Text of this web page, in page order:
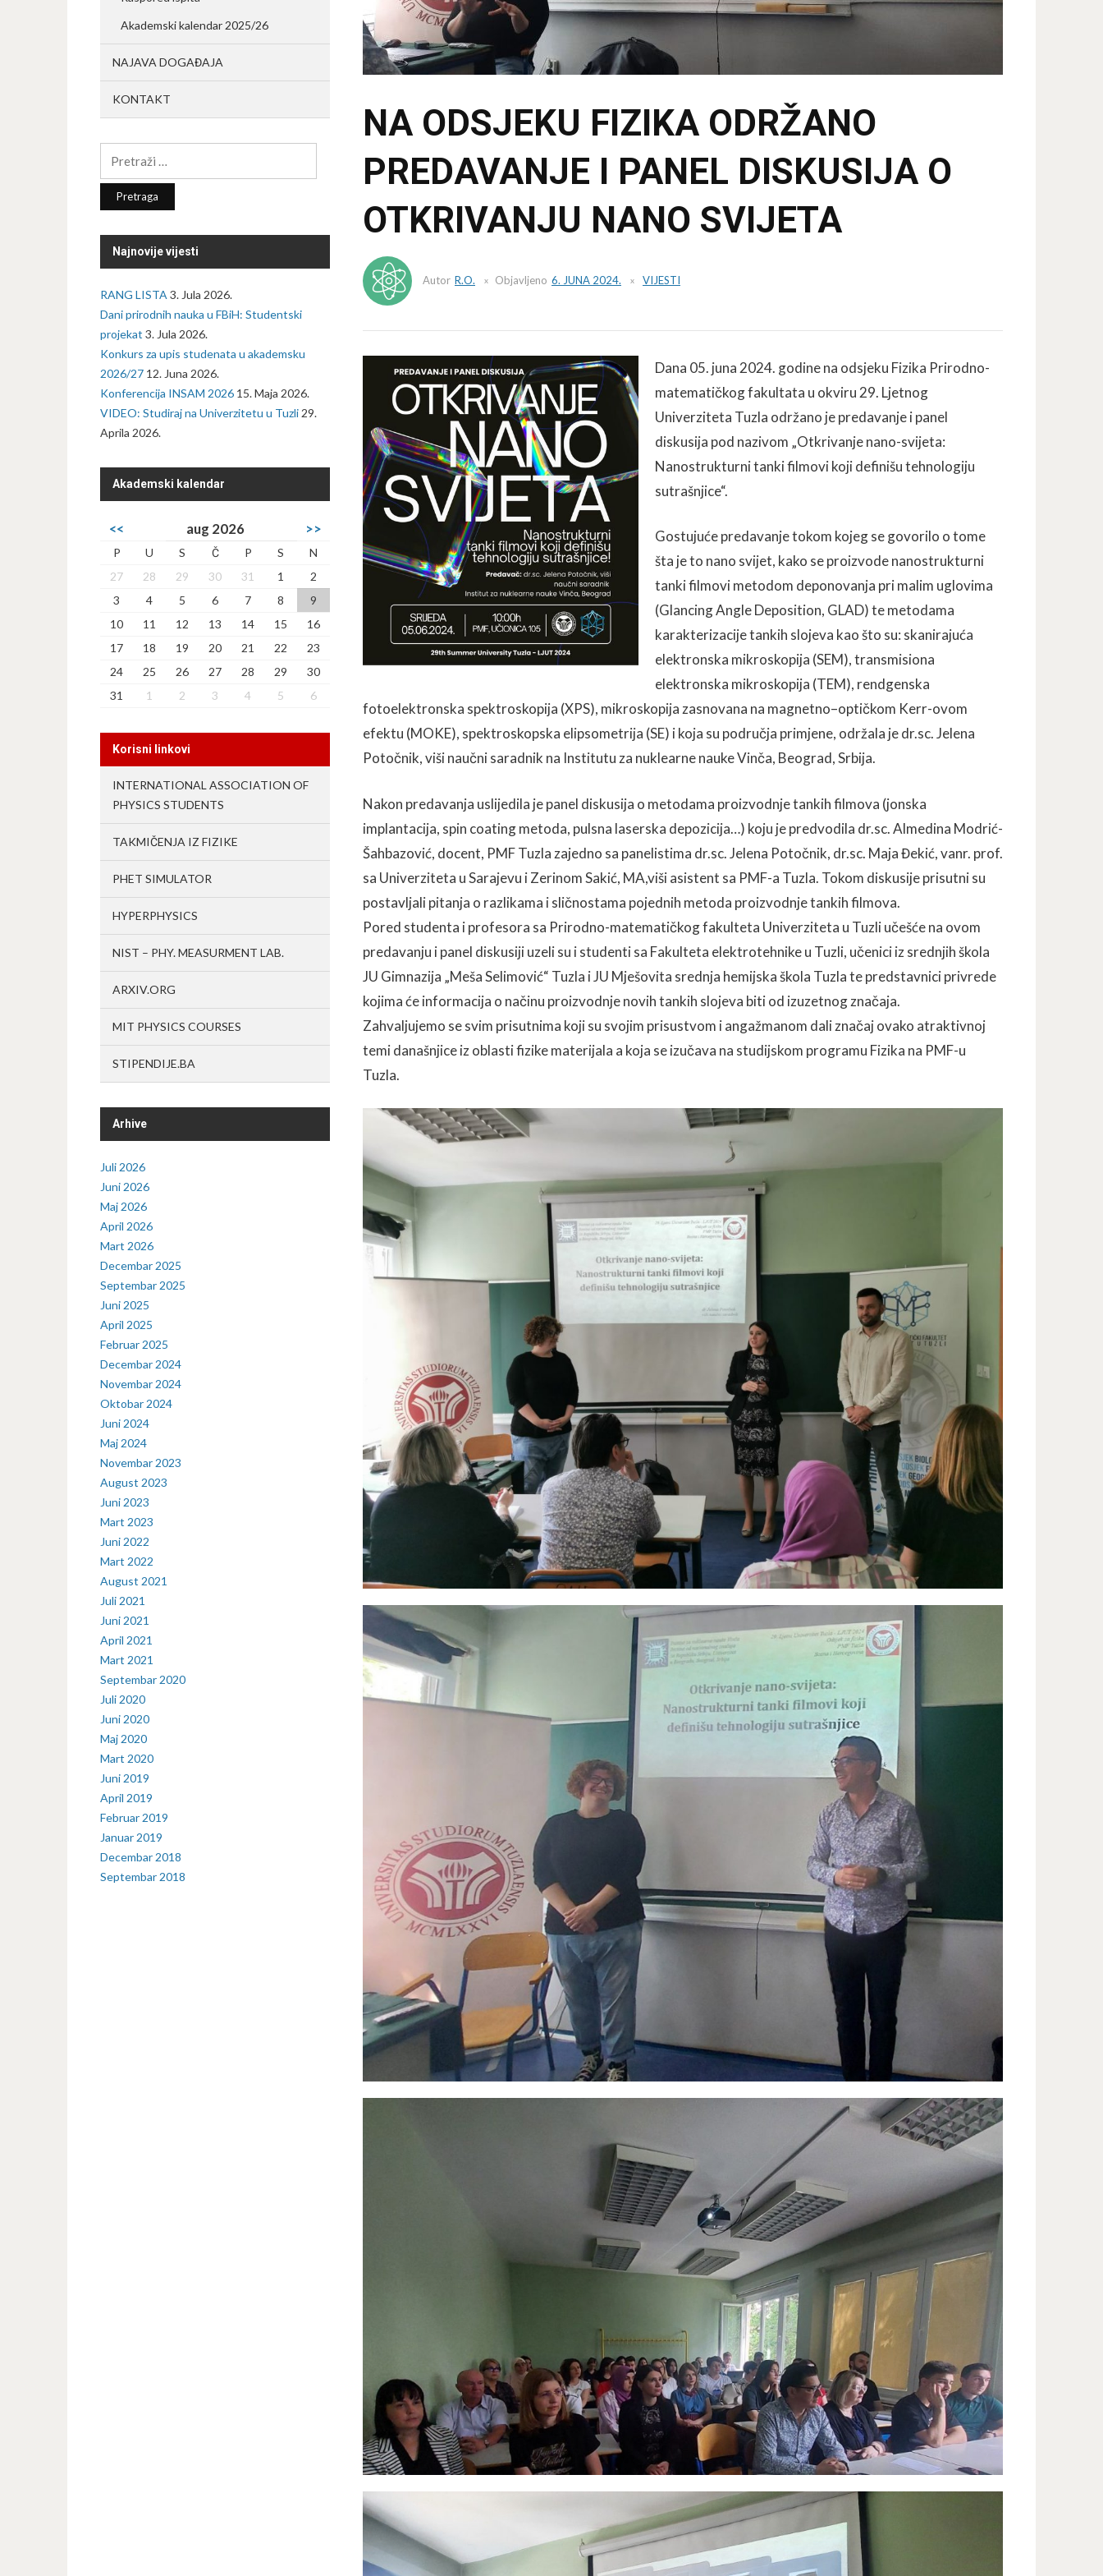
NA ODSJEKU FIZIKA ODRŽANO
PREDAVANJE I PANEL DISKUSIJA O
OTKRIVANJU NANO SVIJETA
Autor R.O. Objavljeno 6. JUNA 2024. VIJESTI
Dana 05. juna 2024. godine na odsjeku Fizika Prirodno-
matematičkog fakultata u okviru 29. Ljetnog
Univerziteta Tuzla održano je predavanje i panel
diskusija pod nazivom „Otkrivanje nano-svijeta:
Nanostrukturni tanki filmovi koji definišu tehnologiju
sutrašnjice“.
Gostujuće predavanje tokom kojeg se govorilo o tome
šta je to nano svijet, kako se proizvode nanostrukturni
tanki filmovi metodom deponovanja pri malim uglovima
(Glancing Angle Deposition, GLAD) te metodama
karakterizacije tankih slojeva kao što su: skanirajuća
elektronska mikroskopija (SEM), transmisiona
elektronska mikroskopija (TEM), rendgenska
fotoelektronska spektroskopija (XPS), mikroskopija zasnovana na magnetno–optičkom Kerr-ovom
efektu (MOKE), spektroskopska elipsometrija (SE) i koja su područja primjene, održala je dr.sc. Jelena
Potočnik, viši naučni saradnik na Institutu za nuklearne nauke Vinča, Beograd, Srbija.
Nakon predavanja uslijedila je panel diskusija o metodama proizvodnje tankih filmova (jonska
implantacija, spin coating metoda, pulsna laserska depozicija…) koju je predvodila dr.sc. Almedina Modrić-
Šahbazović, docent, PMF Tuzla zajedno sa panelistima dr.sc. Jelena Potočnik, dr.sc. Maja Đekić, vanr. prof.
sa Univerziteta u Sarajevu i Zerinom Sakić, MA,viši asistent sa PMF-a Tuzla. Tokom diskusije prisutni su
postavljali pitanja o razlikama i sličnostama pojednih metoda proizvodnje tankih filmova.
Pored studenta i profesora sa Prirodno-matematičkog fakulteta Univerziteta u Tuzli učešće na ovom
predavanju i panel diskusiji uzeli su i studenti sa Fakulteta elektrotehnike u Tuzli, učenici iz srednjih škola
JU Gimnazija „Meša Selimović“ Tuzla i JU Mješovita srednja hemijska škola Tuzla te predstavnici privrede
kojima će informacija o načinu proizvodnje novih tankih slojeva biti od izuzetnog značaja.
Zahvaljujemo se svim prisutnima koji su svojim prisustvom i angažmanom dali značaj ovako atraktivnoj
temi današnjice iz oblasti fizike materijala a koja se izučava na studijskom programu Fizika na PMF-u
Tuzla.
Akademski kalendar 2025/26
NAJAVA DOGAĐAJA
KONTAKT
Najnovije vijesti
RANG LISTA 3. Jula 2026.
Dani prirodnih nauka u FBiH: Studentski
projekat 3. Jula 2026.
Konkurs za upis studenata u akademsku
2026/27 12. Juna 2026.
Konferencija INSAM 2026 15. Maja 2026.
VIDEO: Studiraj na Univerzitetu u Tuzli 29.
Aprila 2026.
Akademski kalendar
<< aug 2026 >>
P U S Č P S
N
27
28 29 30 31 1
2
3
4 5 6 7 8
9
10
11 12 13 14 15
16
17
18 19 20 21 22
23
24
25 26 27 28 29
30
31
1 2 3 4 5 6
Korisni linkovi
INTERNATIONAL ASSOCIATION OF
PHYSICS STUDENTS
TAKMIČENJA IZ FIZIKE
PHET SIMULATOR
HYPERPHYSICS
NIST – PHY. MEASURMENT LAB.
ARXIV.ORG
MIT PHYSICS COURSES
STIPENDIJE.BA
Arhive
Juli 2026
Juni 2026
Maj 2026
April 2026
Mart 2026
Decembar 2025
Septembar 2025
Juni 2025
April 2025
Februar 2025
Decembar 2024
Novembar 2024
Oktobar 2024
Juni 2024
Maj 2024
Novembar 2023
August 2023
Juni 2023
Mart 2023
Juni 2022
Mart 2022
August 2021
Juli 2021
Juni 2021
April 2021
Mart 2021
Septembar 2020
Juli 2020
Juni 2020
Maj 2020
Mart 2020
Juni 2019
April 2019
Februar 2019
Januar 2019
Decembar 2018
Septembar 2018